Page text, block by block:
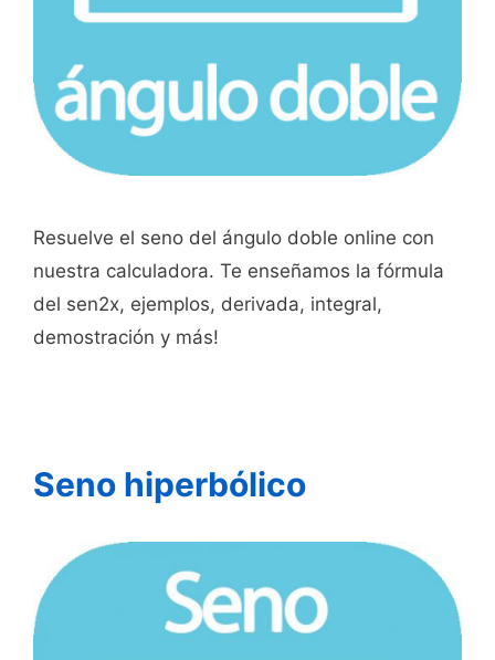
Resuelve el seno del ángulo doble online con
nuestra calculadora. Te enseñamos la fórmula
del sen2x, ejemplos, derivada, integral,
demostración y más!
Seno hiperbólico